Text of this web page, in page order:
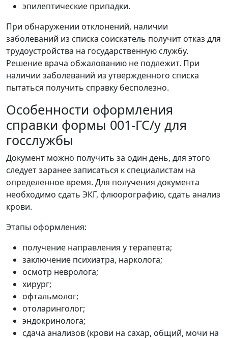
эпилептические припадки.
При обнаружении отклонений, наличии
заболеваний из списка соискатель получит отказ для
трудоустройства на государственную службу.
Решение врача обжалованию не подлежит. При
наличии заболеваний из утвержденного списка
пытаться получить справку бесполезно.
Особенности оформления
справки формы 001-ГС/у для
госслужбы
Документ можно получить за один день, для этого
следует заранее записаться к специалистам на
определенное время. Для получения документа
необходимо сдать ЭКГ, флюорографию, сдать анализ
крови.
Этапы оформления:
получение направления у терапевта;
заключение психиатра, нарколога;
осмотр невролога;
хирург;
офтальмолог;
отоларинголог;
эндокринолога;
сдача анализов (крови на сахар, общий, мочи на